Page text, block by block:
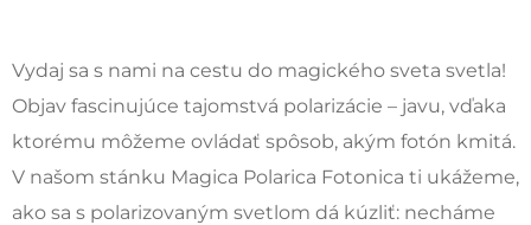
Vydaj sa s nami na cestu do magického sveta svetla!
Objav fascinujúce tajomstvá polarizácie – javu, vďaka
ktorému môžeme ovládať spôsob, akým fotón kmitá.
V našom stánku Magica Polarica Fotonica ti ukážeme,
ako sa s polarizovaným svetlom dá kúzliť: necháme